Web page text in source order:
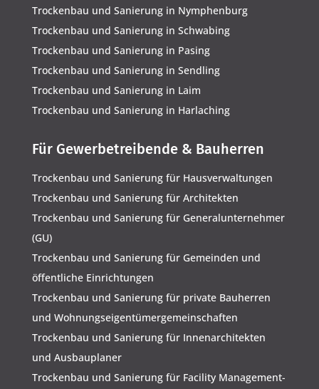
Trockenbau und Sanierung in Nymphenburg
Trockenbau und Sanierung in Schwabing
Trockenbau und Sanierung in Pasing
Trockenbau und Sanierung in Sendling
Trockenbau und Sanierung in Laim
Trockenbau und Sanierung in Harlaching
Für Gewerbetreibende & Bauherren
Trockenbau und Sanierung für Hausverwaltungen
Trockenbau und Sanierung für Architekten
Trockenbau und Sanierung für Generalunternehmer
(GU)
Trockenbau und Sanierung für Gemeinden und
öffentliche Einrichtungen
Trockenbau und Sanierung für private Bauherren
und Wohnungseigentümergemeinschaften
Trockenbau und Sanierung für Innenarchitekten
und Ausbauplaner
Trockenbau und Sanierung für Facility Management-